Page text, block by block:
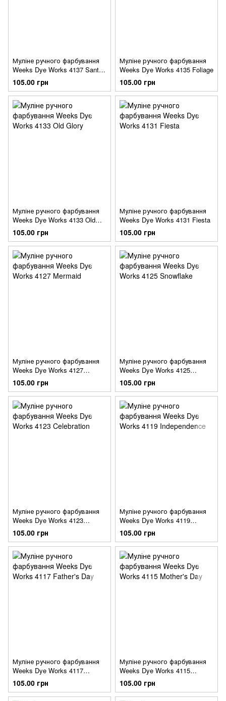
Муліне ручного фарбування
Weeks Dye Works 4137 Santa
Claus
105.00 грн
Муліне ручного фарбування
Weeks Dye Works 4135 Foliage
105.00 грн
Муліне ручного фарбування
Weeks Dye Works 4133 Old
Glory
105.00 грн
Муліне ручного фарбування
Weeks Dye Works 4131 Fiesta
105.00 грн
Муліне ручного фарбування
Weeks Dye Works 4127
Mermaid
105.00 грн
Муліне ручного фарбування
Weeks Dye Works 4125
Snowflake
105.00 грн
Муліне ручного фарбування
Weeks Dye Works 4123
Celebration
105.00 грн
Муліне ручного фарбування
Weeks Dye Works 4119
Independence
105.00 грн
Муліне ручного фарбування
Weeks Dye Works 4117
Father's Day
105.00 грн
Муліне ручного фарбування
Weeks Dye Works 4115
Mother's Day
105.00 грн